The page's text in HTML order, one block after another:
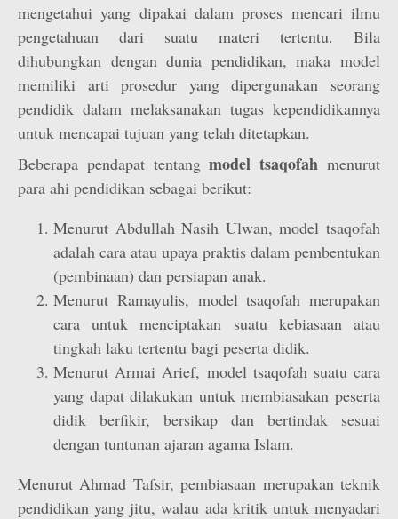
mengetahui yang dipakai dalam proses mencari ilmu
pengetahuan dari suatu materi tertentu. Bila
dihubungkan dengan dunia pendidikan, maka model
memiliki arti prosedur yang dipergunakan seorang
pendidik dalam melaksanakan tugas kependidikannya
untuk mencapai tujuan yang telah ditetapkan.
Beberapa pendapat tentangmodel tsaqofah menurut
para ahi pendidikan sebagai berikut:
Menurut Abdullah Nasih Ulwan, model tsaqofah
adalah cara atau upaya praktis dalam pembentukan
(pembinaan) dan persiapan anak.
Menurut Ramayulis, model tsaqofah merupakan
cara untuk menciptakan suatu kebiasaan atau
tingkah laku tertentu bagi peserta didik.
Menurut Armai Arief, model tsaqofah suatu cara
yang dapat dilakukan untuk membiasakan peserta
didik berfikir, bersikap dan bertindak sesuai
dengan tuntunan ajaran agama Islam.
Menurut Ahmad Tafsir, pembiasaan merupakan teknik
pendidikan yang jitu, walau ada kritik untuk menyadari